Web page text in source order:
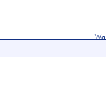
Petronas für Hydraulik,